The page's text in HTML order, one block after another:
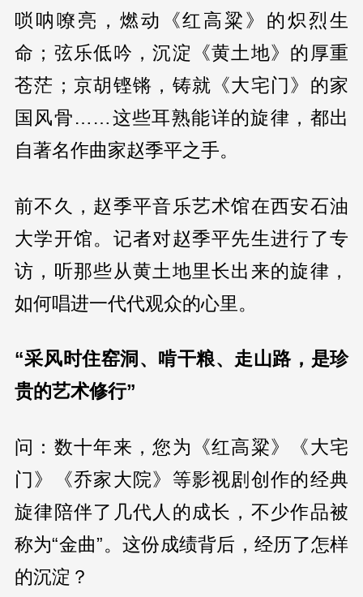
唢呐嘹亮，燃动《红高粱》的炽烈生
命；弦乐低吟，沉淀《黄土地》的厚重
苍茫；京胡铿锵，铸就《大宅门》的家
国风骨……这些耳熟能详的旋律，都出
自著名作曲家赵季平之手。
前不久，赵季平音乐艺术馆在西安石油
大学开馆。记者对赵季平先生进行了专
访，听那些从黄土地里长出来的旋律，
如何唱进一代代观众的心里。
“采风时住窑洞、啃干粮、走山路，是珍
贵的艺术修行”
问：数十年来，您为《红高粱》《大宅
门》《乔家大院》等影视剧创作的经典
旋律陪伴了几代人的成长，不少作品被
称为“金曲”。这份成绩背后，经历了怎样
的沉淀？